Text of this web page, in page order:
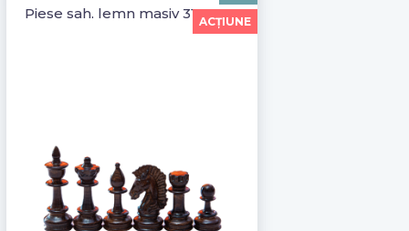
Piese sah, lemn masiv 31001ACŢIUNE